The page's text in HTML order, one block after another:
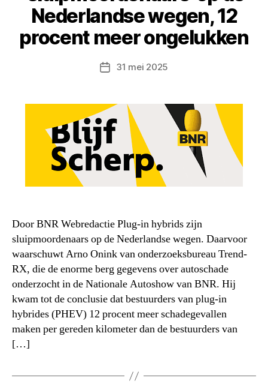
Nederlandse wegen, 12
procent meer ongelukken
Berichtdatum
31 mei 2025
Door BNR Webredactie Plug-in hybrids zijn
sluipmoordenaars op de Nederlandse wegen. Daarvoor
waarschuwt Arno Onink van onderzoeksbureau Trend-
RX, die de enorme berg gegevens over autoschade
onderzocht in de Nationale Autoshow van BNR. Hij
kwam tot de conclusie dat bestuurders van plug-in
hybrides (PHEV) 12 procent meer schadegevallen
maken per gereden kilometer dan de bestuurders van
[…]